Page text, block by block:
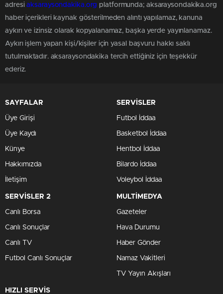
adresiaksaraysondakika.org platformunda; aksaraysondakika.org
haber içerikleri kaynak gösterilmeden alıntı yapılamaz, kanuna
aykırı ve izinsiz olarak kopyalanamaz, başka yerde yayınlanamaz.
Aykırı işlem yapan kişi/kişiler için yasal başvuru hakkı saklı
tutulmaktadır. aksaraysondakika tercih ettiğiniz için teşekkür
ederiz.
SAYFALAR
Üye Girişi
Üye Kaydı
Künye
Hakkımızda
İletişim
SERVİSLER
Futbol İddaa
Basketbol İddaa
Hentbol İddaa
Bilardo İddaa
Voleybol İddaa
SERVİSLER 2
Canlı Borsa
Canlı Sonuçlar
Canlı TV
Futbol Canlı Sonuçlar
MULTİMEDYA
Gazeteler
Hava Durumu
Haber Gönder
Namaz Vakitleri
TV Yayın Akışları
HIZLI SERVİS